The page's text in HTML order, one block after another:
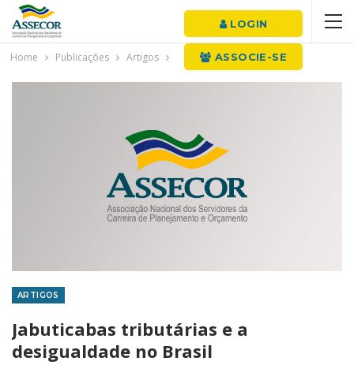
LOGIN
ASSOCIE-SE
Home Publicações Artigos
ARTIGOS
Jabuticabas tributárias e a
desigualdade no Brasil